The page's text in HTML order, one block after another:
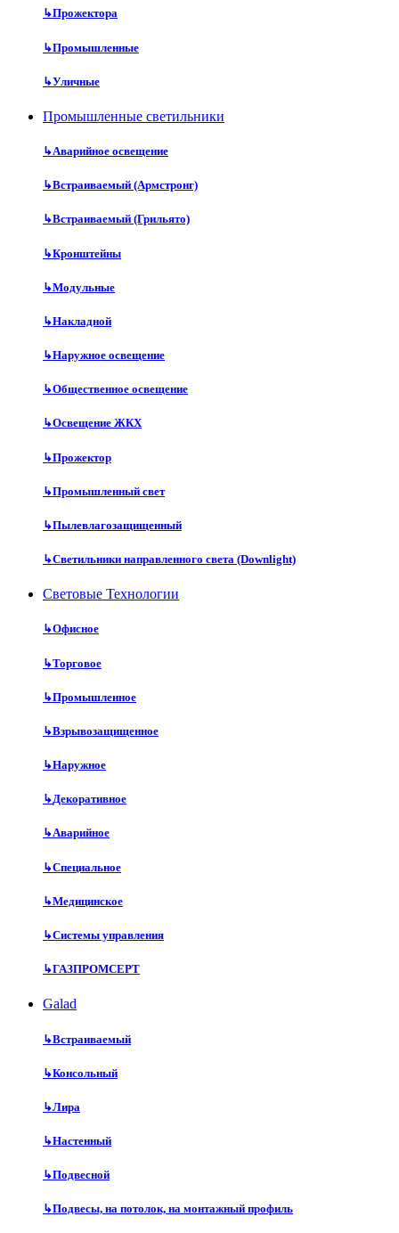
↳Прожектора
↳Промышленные
↳Уличные
Промышленные светильники
↳Аварийное освещение
↳Встраиваемый (Армстронг)
↳Встраиваемый (Грильято)
↳Кронштейны
↳Модульные
↳Накладной
↳Наружное освещение
↳Общественное освещение
↳Освещение ЖКХ
↳Прожектор
↳Промышленный свет
↳Пылевлагозащищенный
↳Светильники направленного света (Downlight)
Световые Технологии
↳Офисное
↳Торговое
↳Промышленное
↳Взрывозащищенное
↳Наружное
↳Декоративное
↳Аварийное
↳Специальное
↳Медицинское
↳Системы управления
↳ГАЗПРОМСЕРТ
Galad
↳Встраиваемый
↳Консольный
↳Лира
↳Настенный
↳Подвесной
↳Подвесы, на потолок, на монтажный профиль